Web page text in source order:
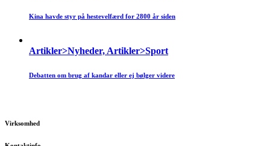
Kina havde styr på hestevelfærd for 2800 år siden
Artikler>Nyheder, Artikler>Sport
Debatten om brug af kandar eller ej bølger videre
Virksomhed